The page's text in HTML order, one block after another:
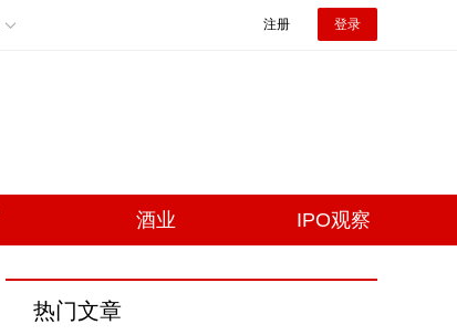
注册 登录
酒业 IPO观察
热门文章